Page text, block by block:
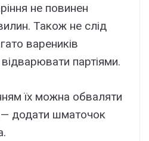
не повинен
Також не слід
вареників
партіями.
їх можна обваляти
— додати шматочок